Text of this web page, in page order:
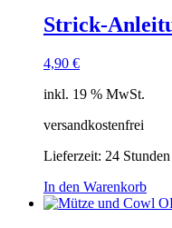
Strick-
4,90 €
inkl. 19 % MwSt.
versandkostenfrei
Lieferzeit: 24 Stunden
In den Warenkorb